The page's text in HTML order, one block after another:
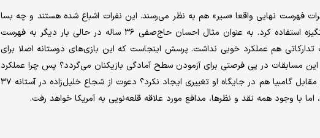
مساله فقط پیر بودن تیم ملی نیست، بلکه برخی نفرات فهرست نهایی واقعا «سیر» هم به نظر می‎‌رسند. این نفرات اشباع شده هستند و چه بسا
می‌شد به جای آنها از چهره‌های جوان، جدید و پرانگیزه استفاده کرد. به عنوان مثال احسان حاج‌صفی ۳۶ ساله در حالی بار دیگر به فهرست
تدارکاتی هم عملکرد خوبی نداشت. پرسش اینجاست که این بازی‌های دوستانه اصلا برای
مسابقات در پی فرصتی برای آزمودن سطح آمادگی بازیکنان می‌گردد؟ پس چرا عملکرد
بسیار ضعیف حاج‌صفی در تنها بازی رسمی تیم ملی مقابل گامبیا هم در جایگاه او تغییری ایجاد نکرد؟ دعوت از شجاع خلیل‌زاده در آستانه ۳۷
با وجود همه نقد و نظرها، مدافع مورد علاقه قلعه‌نویی به آمریکا خواهد رفت.